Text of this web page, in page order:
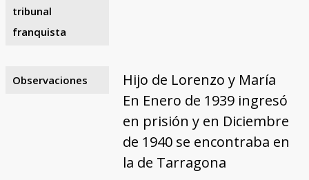
tribunal
franquista
Observaciones
Hijo de Lorenzo y María
En Enero de 1939 ingresó
en prisión y en Diciembre
de 1940 se encontraba en
la de Tarragona